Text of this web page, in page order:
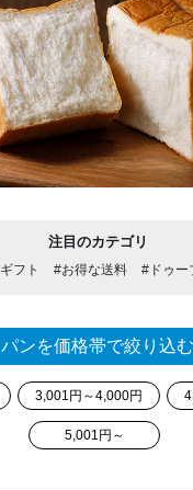
注目のカテゴリ
フト #お得な送料 #ドゥー
パンを価格帯で絞り込む
3,001円～4,000円
5,001円～